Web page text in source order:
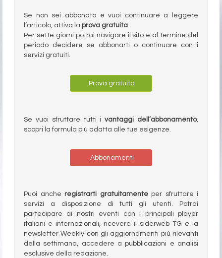
Se non sei abbonato e vuoi continuare a leggere
l’articolo, attiva la prova gratuita.
Per sette giorni potrai navigare il sito e al termine del
periodo decidere se abbonarti o continuare con i
servizi gratuiti.
Prova gratuita
Se vuoi sfruttare tutti ivantaggi dell’abbonamento,
scopri la formula più adatta alle tue esigenze.
Abbonamenti
Puoi anche registrarti gratuitamenteper sfruttare i
servizi a disposizione di tutti gli utenti. Potrai
partecipare ai nostri eventi con i principali player
italiani e internazionali, ricevere il siderweb TG e la
newsletter Weekly con gli aggiornamenti più rilevanti
della settimana, accedere a pubblicazioni e analisi
esclusive della redazione.